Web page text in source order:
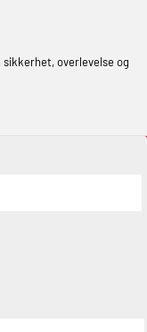
with
e-
e-learning +
til
(GMDSS)
overlevelse og